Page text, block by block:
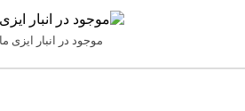
موجود در انبار ایزی